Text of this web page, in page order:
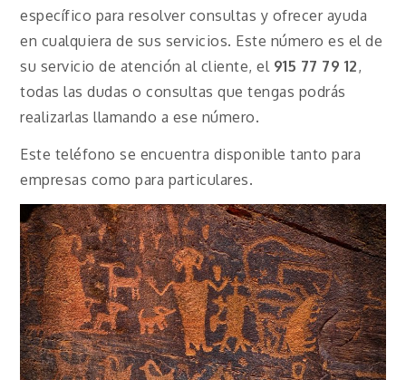
específico para resolver consultas y ofrecer ayuda
en cualquiera de sus servicios. Este número es el de
su servicio de atención al cliente, el 915 77 79 12,
todas las dudas o consultas que tengas podrás
realizarlas llamando a ese número.
Este teléfono se encuentra disponible tanto para
empresas como para particulares.